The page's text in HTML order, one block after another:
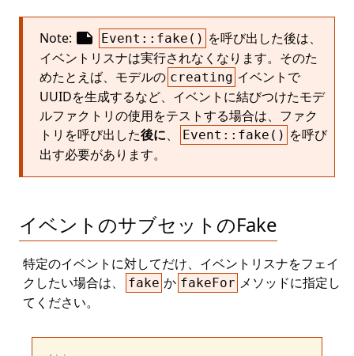
Note: note Event::fake() を呼び出した後は、
イベントリスナは実行されなくなります。そのた
めたとえば、モデルの creating イベントで
UUIDを生成するなど、イベントに結びつけたモデ
ルファクトリの使用をテストする場合は、ファク
トリを呼び出した後に、 Event::fake() を呼び
出す必要があります。
イベントのサブセットのFake
特定のイベントに対してだけ、イベントリスナをフェイ
クしたい場合は、
fake か fakeFor メソッドに指定し
てください。